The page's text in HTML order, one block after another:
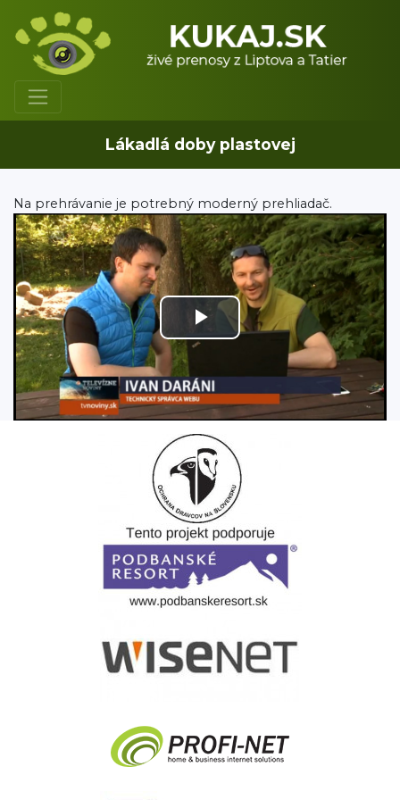
Lákadlá doby plastovej
Na prehrávanie je potrebný moderný prehliadač.
Play
Video